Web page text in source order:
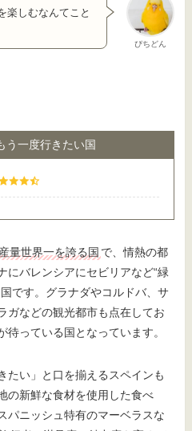
ぴちどん
楽しむなんてこと
う一度行きたい国
量世界一を誇る国 で、情熱の都
にバレンシアにセビリアなど“緑
です。グラナダやコルドバ、サ
ガなどの観光都市も点在してお
待っている国となっています。
たい」と口を揃えるスペインも
の新鮮な食材を使用した食べ
パニッシュ特有のマーベラスな